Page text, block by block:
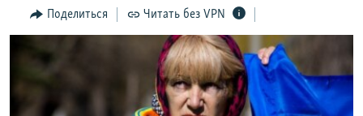
ТЕЛЕПРОЕКТ КРЫМ.РЕАЛИИ
СОВЕТЫ ПРАВОЗАЩИТНИКОВ
ПРОПАВШИЕ БЕЗ ВЕСТИ
Qırımtatar
Поделиться Читать без VPN